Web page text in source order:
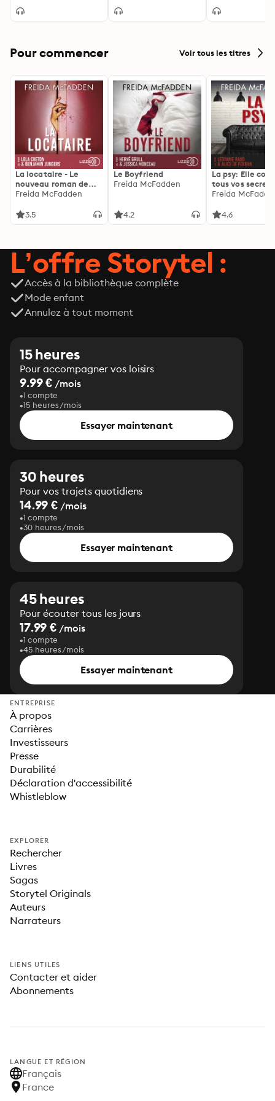
Pour commencer Voir tous les titres
La locataire - Le
nouveau roman de
l'autrice de La femme
Freida McFadden
3.5
Le Boyfriend
Freida McFadden
4.2
La psy: Elle
tous vos
découvrez les
Freida
4.6
L’offre Storytel :
Accès à la bibliothèque complète
Mode enfant
Annulez à tout moment
15 heures
Pour accompagner vos loisirs
9.99 € /mois
1 compte
15 heures/mois
Essayer maintenant
30 heures
Pour vos trajets quotidiens
14.99 € /mois
1 compte
30 heures/mois
Essayer maintenant
45 heures
Pour écouter tous les jours
17.99 € /mois
1 compte
45 heures/mois
Essayer maintenant
ENTREPRISE
À propos
Carrières
Investisseurs
Presse
Durabilité
Déclaration d'accessibilité
Whistleblow
EXPLORER
Rechercher
Livres
Sagas
Storytel Originals
Auteurs
Narrateurs
LIENS UTILES
Contacter et aider
Abonnements
LANGUE ET RÉGION
Français
France